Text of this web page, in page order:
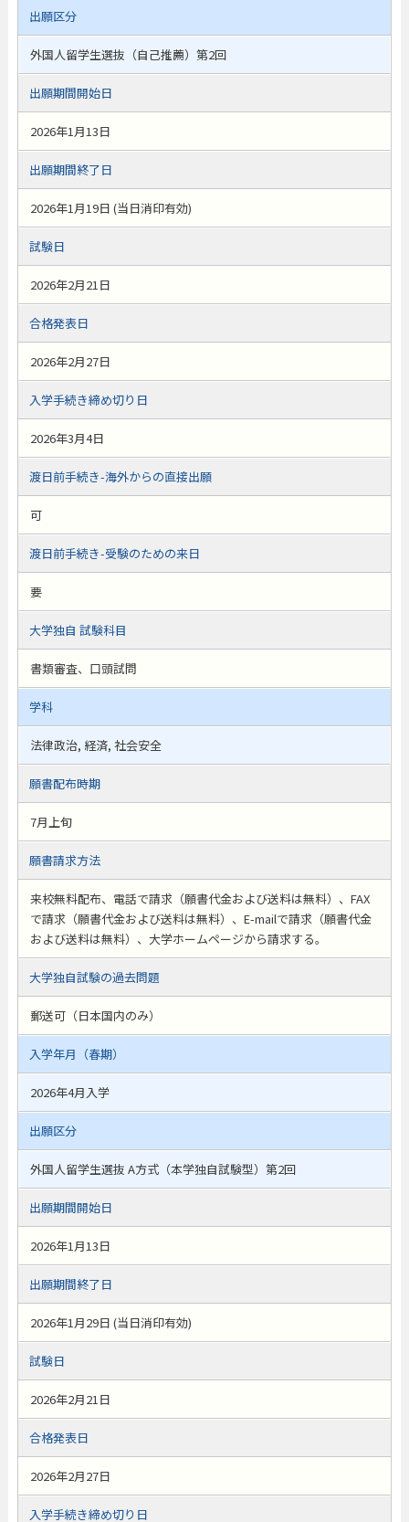
出願区分
外国人留学生選抜（自己推薦）第2回
出願期間開始日
2026年1月13日
出願期間終了日
2026年1月19日 (当日消印有効)
試験日
2026年2月21日
合格発表日
2026年2月27日
入学手続き締め切り日
2026年3月4日
渡日前手続き-海外からの直接出願
可
渡日前手続き-受験のための来日
要
大学独自 試験科目
書類審査、口頭試問
学科
法律政治, 経済, 社会安全
願書配布時期
7月上旬
願書請求方法
来校無料配布、電話で請求（願書代金および送料は無料）、FAX
で請求（願書代金および送料は無料）、E-mailで請求（願書代金
および送料は無料）、大学ホームページから請求する。
大学独自試験の過去問題
郵送可（日本国内のみ）
入学年月（春期）
2026年4月入学
出願区分
外国人留学生選抜 A方式（本学独自試験型）第2回
出願期間開始日
2026年1月13日
出願期間終了日
2026年1月29日 (当日消印有効)
試験日
2026年2月21日
合格発表日
2026年2月27日
入学手続き締め切り日